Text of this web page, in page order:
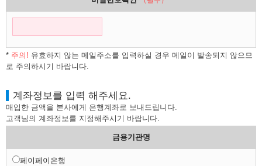
* 주의! 유효하지 않는 메일주소를 입력하실 경우 메일이 발송되지 않으므
로 주의하시기 바랍니다.
계좌정보를 입력 해주세요.
매입한 금액을 본사에게 은행계좌로 보내드립니다.
고객님의 계좌정보를 지정해주시기 바랍니다.
금용기관명
페이페이은행